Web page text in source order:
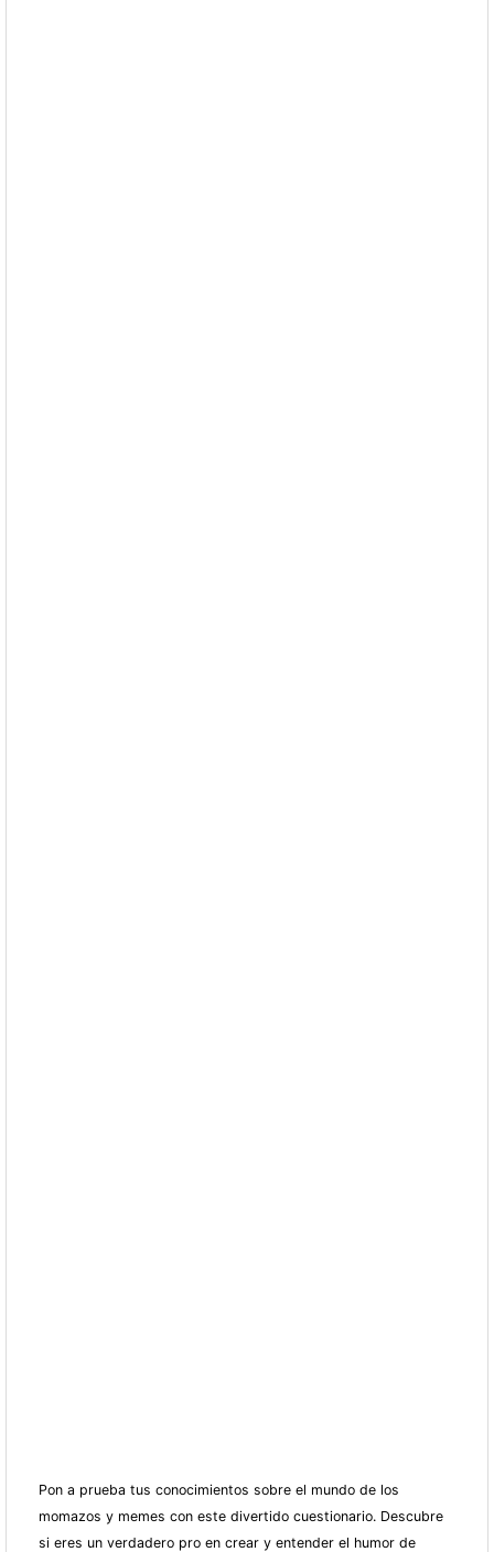
Pon a prueba tus conocimientos sobre el mundo de los
momazos y memes con este divertido cuestionario. Descubre
si eres un verdadero pro en crear y entender el humor de